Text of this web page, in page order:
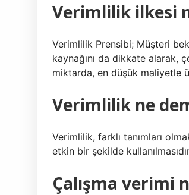
Verimlilik ilkesi
Verimlilik Prensibi; Müşteri
kaynağını da dikkate alarak,
miktarda, en düşük maliyetle
Verimlilik ne
Verimlilik, farklı tanımları
etkin bir şekilde
Çalışma verimi